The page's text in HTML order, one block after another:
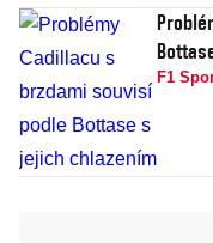
F1